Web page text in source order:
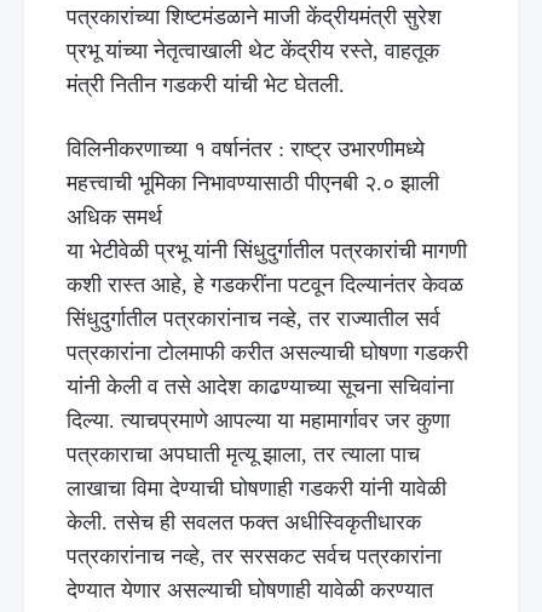
पत्रकारांच्या शिष्टमंडळाने माजी केंद्रीयमंत्री सुरेश
प्रभू यांच्या नेतृत्वाखाली थेट केंद्रीय रस्ते, वाहतूक
मंत्री नितीन गडकरी यांची भेट घेतली.
विलिनीकरणाच्या १ वर्षानंतर : राष्ट्र उभारणीमध्ये
महत्त्वाची भूमिका निभावण्यासाठी पीएनबी २.० झाली
अधिक समर्थ
या भेटीवेळी प्रभू यांनी सिंधुदुर्गातील पत्रकारांची मागणी
कशी रास्त आहे, हे गडकरींना पटवून दिल्यानंतर केवळ
सिंधुदुर्गातील पत्रकारांनाच नव्हे, तर राज्यातील सर्व
पत्रकारांना टोलमाफी करीत असल्याची घोषणा गडकरी
यांनी केली व तसे आदेश काढण्याच्या सूचना सचिवांना
दिल्या. त्याचप्रमाणे आपल्या या महामार्गावर जर कुणा
पत्रकाराचा अपघाती मृत्यू झाला, तर त्याला पाच
लाखाचा विमा देण्याची घोषणाही गडकरी यांनी यावेळी
केली. तसेच ही सवलत फक्त अधीस्विकृतीधारक
पत्रकारांनाच नव्हे, तर सरसकट सर्वच पत्रकारांना
देण्यात येणार असल्याची घोषणाही यावेळी करण्यात